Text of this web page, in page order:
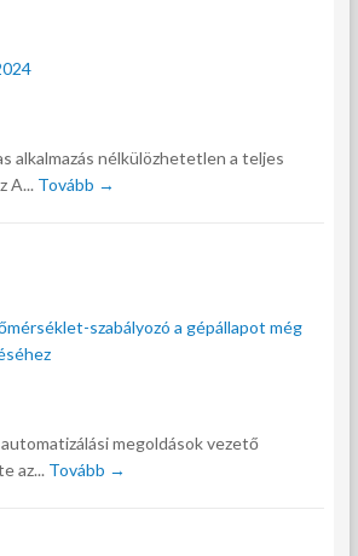
alkalmazás nélkülözhetetlen a teljes
A... Tovább →
szabályozó a gépállapot még
megoldások vezető
az... Tovább →